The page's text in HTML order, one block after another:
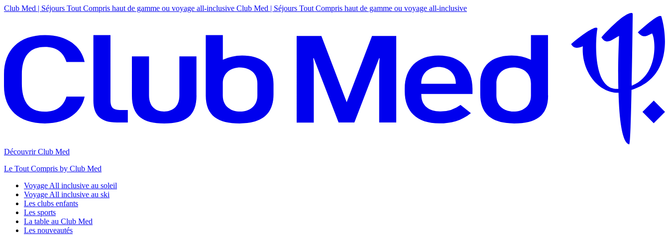
Club Med | Séjours Tout Compris haut de gamme ou voyage all-inclusive Club Med | Séjours Tout Compris haut de gamme ou voyage all-inclusive
Découvrir Club Med
Le Tout Compris by Club Med
Voyage All inclusive au soleil
Voyage All inclusive au ski
Les clubs enfants
Les sports
La table au Club Med
Les nouveautés